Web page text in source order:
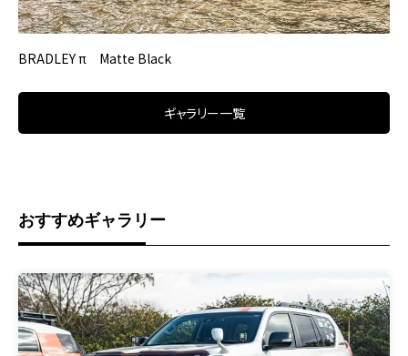
BRADLEY π Matte Black
ギャラリー一覧
おすすめギャラリー